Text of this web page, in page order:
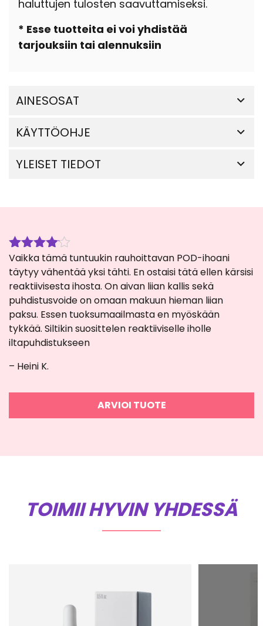
haluttujen tulosten saavuttamiseksi.
* Esse tuotteita ei voi yhdistää
tarjouksiin tai alennuksiin
AINESOSAT
KÄYTTÖOHJE
YLEISET TIEDOT
Arvostelu
tuotteesta:
4/ 5
Vaikka tämä tuntuukin rauhoittavan POD-ihoani
täytyy vähentää yksi tähti. En ostaisi tätä ellen kärsisi
reaktiivisesta ihosta. On aivan liian kallis sekä
puhdistusvoide on omaan makuun hieman liian
paksu. Essen tuoksumaailmasta en myöskään
tykkää. Siltikin suosittelen reaktiiviselle iholle
iltapuhdistukseen
– Heini K.
ARVIOI TUOTE
TOIMII HYVIN YHDESSÄ